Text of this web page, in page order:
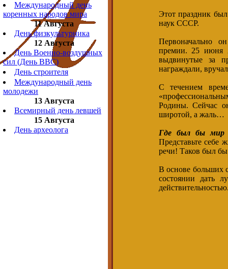
Международный день
коренных народов мира
11 Августа
День физкультурника
12 Августа
День Военно-воздушных
сил (День ВВС)
День строителя
Международный день
молодежи
13 Августа
Всемирный день левшей
15 Августа
День археолога
Этот праздник
наук СССР.
Первоначально
премии. 25 июня
выдвинутые за
награждали,
С течением
Родины. Сейчас
широтой, а жаль…
Где был бы мир
Представьте себе
речи! Таков был
В основе больших
состоянии дать